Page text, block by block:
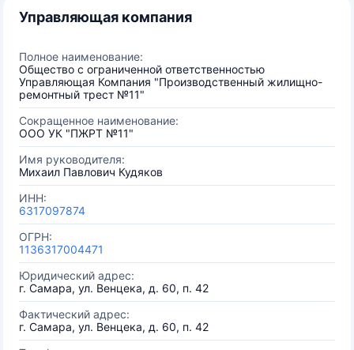
Управляющая компания
Полное наименование:
Общество с ограниченной ответственностью
Управляющая Компания "Производственный жилищно-
ремонтный трест №11"
Сокращенное наименование:
ООО УК "ПЖРТ №11"
Имя руководителя:
Михаил Павлович Кудяков
ИНН:
6317097874
ОГРН:
1136317004471
Юридический адрес:
г. Самара, ул. Венцека, д. 60, п. 42
Фактический адрес:
г. Самара, ул. Венцека, д. 60, п. 42